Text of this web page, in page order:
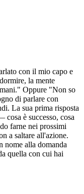
con il mio capo e
la mente
Oppure "Non so
di parlare con
La sua prima risposta
è successo, cosa
farne nei prossimi
a saltare all'azione.
nome alla domanda
quella con cui hai